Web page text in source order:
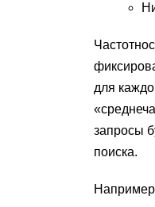
для
запросы
поиска.